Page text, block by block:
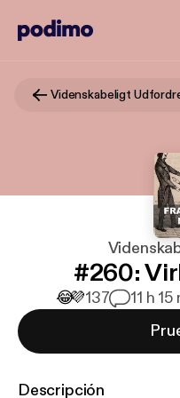
Videnskabeligt
#260:
😂💜137 11 h
Descripción